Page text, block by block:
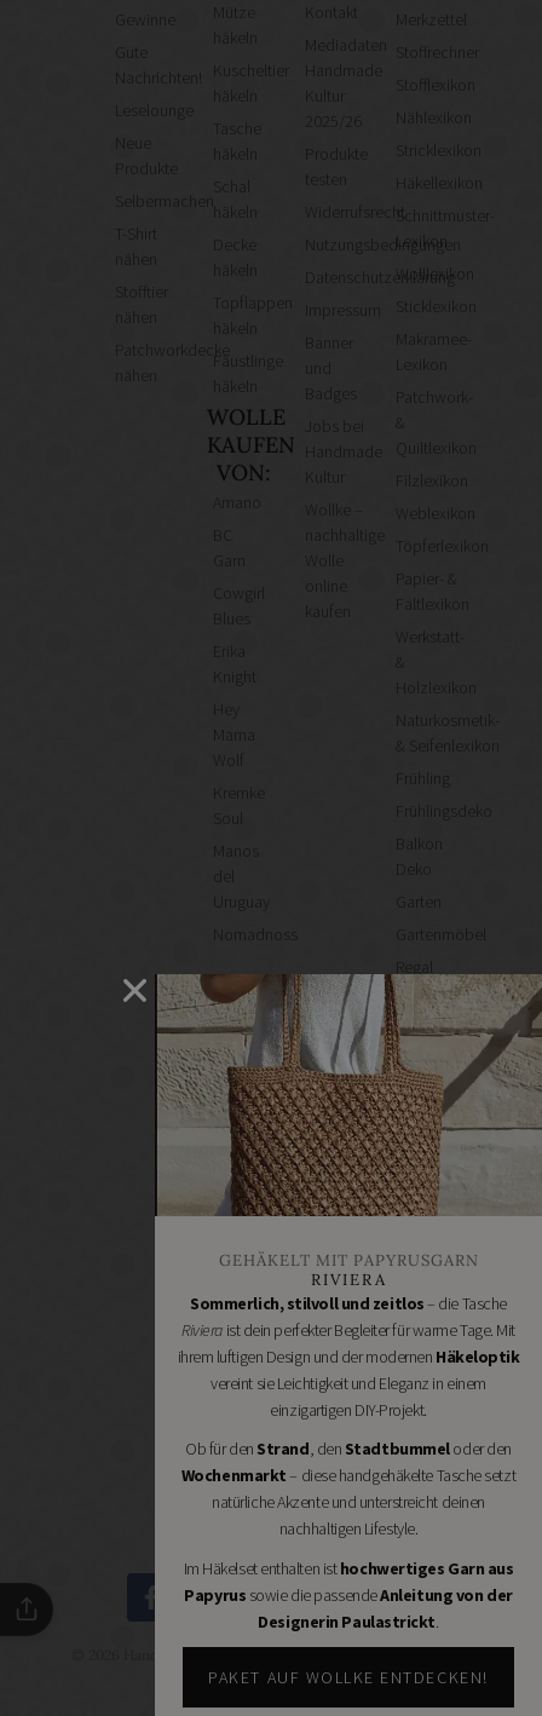
Gute
Nachrichten!
Leselounge
Neue
Produkte
Selbermachen
T-Shirt
Stofftier
Patchworkdecke
Mütze
häkeln
Kuscheltier
Tasche
häkeln
häkeln
Topflappen
häkeln
Fäustlinge
häkeln
WOLLE
KAUFEN
VON:
Cowgirl
Knight
Mama
Wolf
Kremke
Manos
Uruguay
Nomadnoss
Kontakt
Mediadaten
Kultur
2025/26
Produkte
testen
Widerrufsrecht
Nutzungsbedingungen
Datenschutzerklärung
Kultur
Wollke –
nachhaltige
kaufen
Merkzettel
Stoffrechner
Stofflexikon
Nählexikon
Stricklexikon
Häkellexikon
Schnittmuster-
Lexikon
Wolllexikon
Sticklexikon
Makramee-
Lexikon
Patchwork-
&
Quiltlexikon
Filzlexikon
Weblexikon
Töpferlexikon
Papier- &
Faltlexikon
Werkstatt-
&
Holzlexikon
Naturkosmetik-
& Seifenlexikon
Frühling
Frühlingsdeko
Balkon
Deko
Garten
Gartenmöbel
Regal
selber
machen
Heimwerken
Renovieren
DIY
GESCHÄFTE
Bastelbedarf
Stoffgeschäfte
Handgemachtes
Schneidereibedarf
Handarbeitszubehör
DIY
Online
Shops
Schmuckzubehör
Nähmaschinen
selbermachen.
GEHÄKELT MIT PAPYRUSGARN
RIVIERA
Sommerlich, stilvoll und zeitlos– die Tasche
Rivieraist dein perfekter Begleiter für warme Tage. Mit
ihrem luftigen Design und der modernen Häkeloptik
vereint sie Leichtigkeit und Eleganz in einem
einzigartigen DIY-Projekt.
Ob für den Strand, den Stadtbummeloder den
Wochenmarkt– diese handgehäkelte Tasche setzt
natürliche Akzente und unterstreicht deinen
nachhaltigen Lifestyle.
Im Häkelset enthalten isthochwertiges Garn aus
Papyrus sowie die passendeAnleitung von der
Designerin Paulastrickt.
PAKET AUF WOLLKE ENTDECKEN!